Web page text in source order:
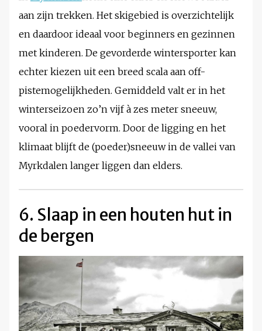
aan zijn trekken. Het skigebied is overzichtelijk
en daardoor ideaal voor beginners en gezinnen
met kinderen. De gevorderde wintersporter kan
echter kiezen uit een breed scala aan off-
pistemogelijkheden. Gemiddeld valt er in het
winterseizoen zo’n vijf à zes meter sneeuw,
vooral in poedervorm. Door de ligging en het
klimaat blijft de (poeder)sneeuw in de vallei van
Myrkdalen langer liggen dan elders.
6. Slaap in een houten hut in
de bergen